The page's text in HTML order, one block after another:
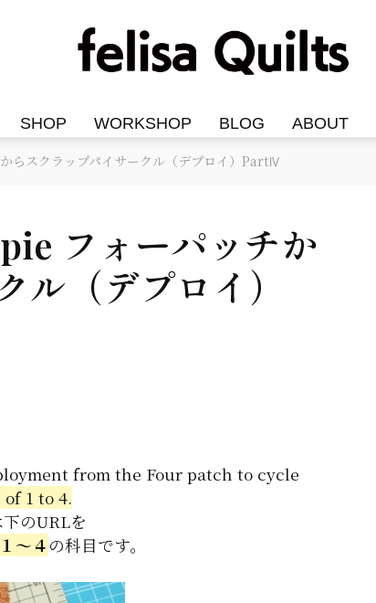
SHOP WORKSHOP BLOG ABOUT
らスクラップパイサークル（デプロイ）PartⅣ
フォーパッチか
ル（デプロイ）
from the Four patch to cycle
1 to 4.
のURLを
１〜４ の科目です。